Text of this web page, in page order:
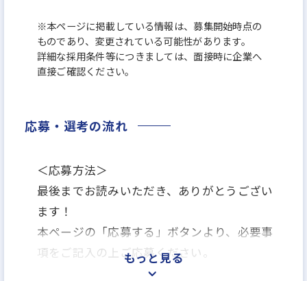
※本ページに掲載している情報は、募集開始時点の
ものであり、変更されている可能性があります。
詳細な採用条件等につきましては、面接時に企業へ
直接ご確認ください。
応募・選考の流れ
＜応募方法＞
最後までお読みいただき、ありがとうござい
ます！
本ページの「応募する」ボタンより、必要事
項をご記入の上ご応募ください。
もっと見る